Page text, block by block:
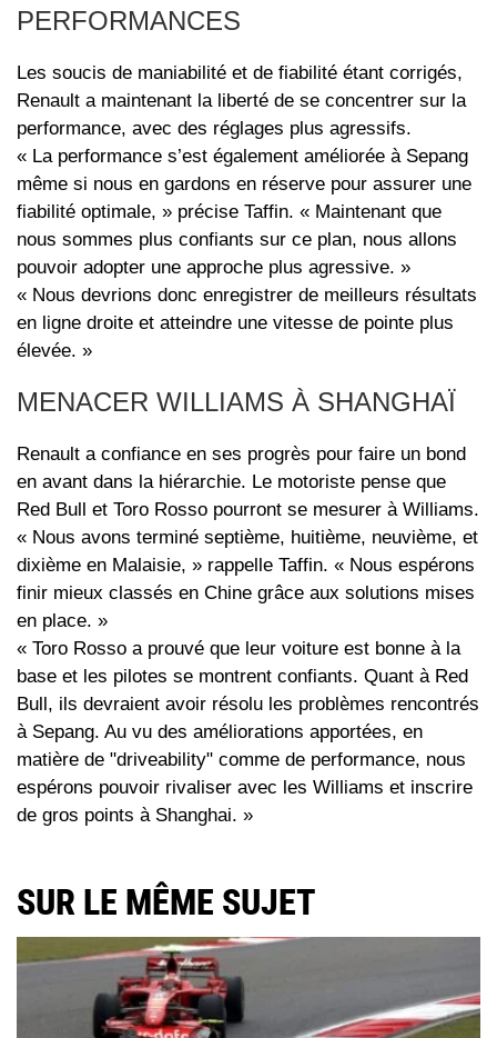
PERFORMANCES
Les soucis de maniabilité et de fiabilité étant corrigés,
Renault a maintenant la liberté de se concentrer sur la
performance, avec des réglages plus agressifs.
« La performance s’est également améliorée à Sepang
même si nous en gardons en réserve pour assurer une
fiabilité optimale, » précise Taffin. « Maintenant que
nous sommes plus confiants sur ce plan, nous allons
pouvoir adopter une approche plus agressive. »
« Nous devrions donc enregistrer de meilleurs résultats
en ligne droite et atteindre une vitesse de pointe plus
élevée. »
MENACER WILLIAMS À SHANGHAÏ
Renault a confiance en ses progrès pour faire un bond
en avant dans la hiérarchie. Le motoriste pense que
Red Bull et Toro Rosso pourront se mesurer à Williams.
« Nous avons terminé septième, huitième, neuvième, et
dixième en Malaisie, » rappelle Taffin. « Nous espérons
finir mieux classés en Chine grâce aux solutions mises
en place. »
« Toro Rosso a prouvé que leur voiture est bonne à la
base et les pilotes se montrent confiants. Quant à Red
Bull, ils devraient avoir résolu les problèmes rencontrés
à Sepang. Au vu des améliorations apportées, en
matière de "driveability" comme de performance, nous
espérons pouvoir rivaliser avec les Williams et inscrire
de gros points à Shanghai. »
SUR LE MÊME SUJET